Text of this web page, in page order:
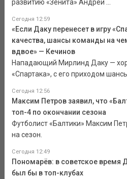
развитию «Зенита» Андрей ...
Сегодня 12:59
«Если Даку перенесет в игру
качества, шансы команды на
вдвое» — Кечинов
Нападающий Мирлинд Даку —
«Спартака», с его приходом шансы
Сегодня 12:56
Максим Петров заявил, что
топ-4 по окончании сезона
Футболист «Балтики» Максим
на сезон.
Сегодня 12:49
Пономарёв: в советское время
был бы в топ-клубах